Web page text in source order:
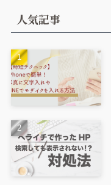
人気記事